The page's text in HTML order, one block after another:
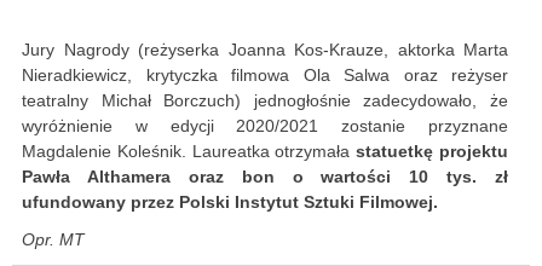
Jury Nagrody (reżyserka Joanna Kos-Krauze, aktorka Marta
Nieradkiewicz, krytyczka filmowa Ola Salwa oraz reżyser
teatralny Michał Borczuch) jednogłośnie zadecydowało, że
wyróżnienie w edycji 2020/2021 zostanie przyznane
Magdalenie Koleśnik. Laureatka otrzymałastatuetkę projektu
Pawła Althamera oraz bon o wartości 10 tys. zł
ufundowany przez Polski Instytut Sztuki Filmowej.
Opr. MT